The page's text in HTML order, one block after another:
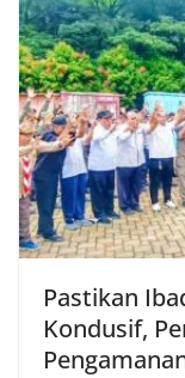
Pastikan
Kondusif,